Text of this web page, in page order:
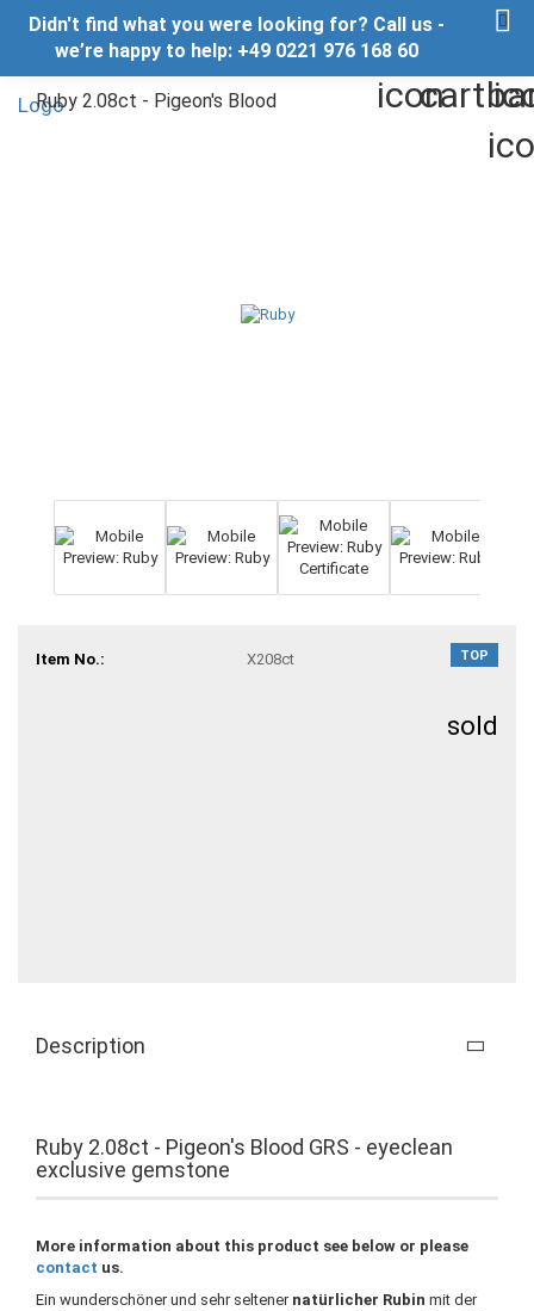
Didn't find what you were looking for? Call us -
we’re happy to help: +49 0221 976 168 60
Ruby 2.08ct - Pigeon's Blood
TOP
Item No.: X208ct
sold
Description
Ruby 2.08ct - Pigeon's Blood GRS - eyeclean
exclusive gemstone
More information about this product see below or please
contact us.
Ein wunderschöner und sehr seltener natürlicher Rubin mit der